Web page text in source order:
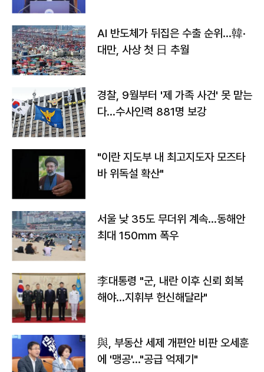
AI 반도체가 뒤집은 수출 순위…韓·
대만, 사상 첫 日 추월
경찰, 9월부터 '제 가족 사건' 못 맡는
다…수사인력 881명 보강
"이란 지도부 내 최고지도자 모즈타
바 위독설 확산"
서울 낮 35도 무더위 계속…동해안
최대 150㎜ 폭우
李대통령 "군, 내란 이후 신뢰 회복
해야…지휘부 헌신해달라"
與, 부동산 세제 개편안 비판 오세훈
에 '맹공'…"공급 억제기"